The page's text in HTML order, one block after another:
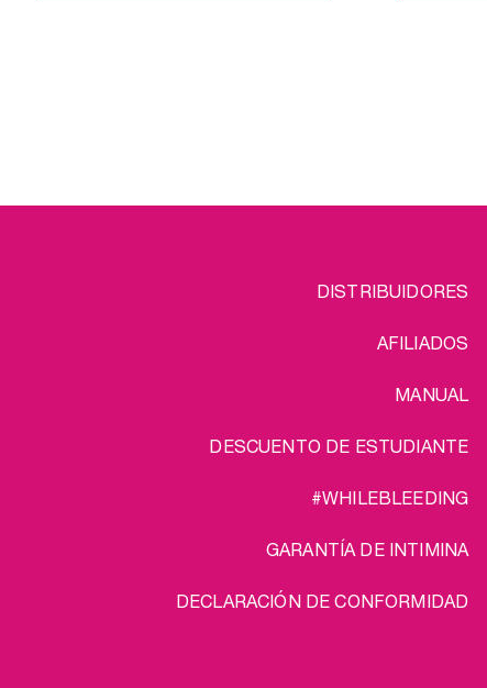
DISTRIBUIDORES
AFILIADOS
MANUAL
DESCUENTO DE ESTUDIANTE
#WHILEBLEEDING
GARANTÍA DE INTIMINA
DECLARACIÓN DE CONFORMIDAD
LEGAL